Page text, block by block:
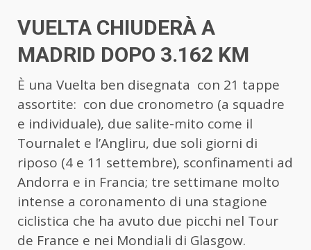
VUELTA CHIUDERÀ A
MADRID DOPO 3.162 KM
È una Vuelta ben disegnata con 21 tappe
assortite: con due cronometro (a squadre
e individuale), due salite-mito come il
Tournalet e l’Angliru, due soli giorni di
riposo (4 e 11 settembre), sconfinamenti ad
Andorra e in Francia; tre settimane molto
intense a coronamento di una stagione
ciclistica che ha avuto due picchi nel Tour
de France e nei Mondiali di Glasgow.